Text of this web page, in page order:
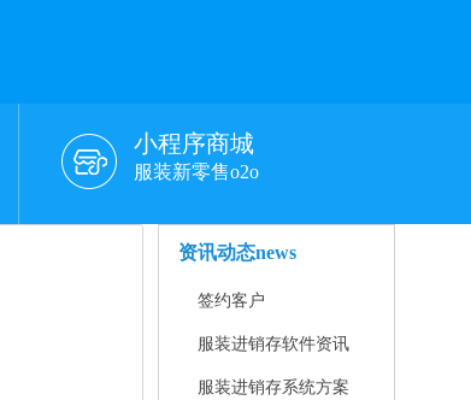
小程序商城
服装新零售o2o
资讯动态news
签约客户
服装进销存软件资讯
服装进销存系统方案